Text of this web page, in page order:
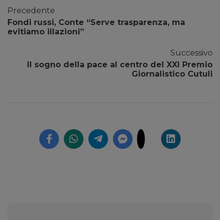
Precedente
Fondi russi, Conte “Serve trasparenza, ma
evitiamo illazioni”
Successivo
Il sogno della pace al centro del XXI Premio
Giornalistico Cutuli